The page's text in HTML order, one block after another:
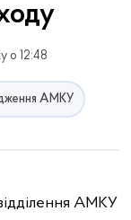
о 12:48
АМКУ
АМКУ